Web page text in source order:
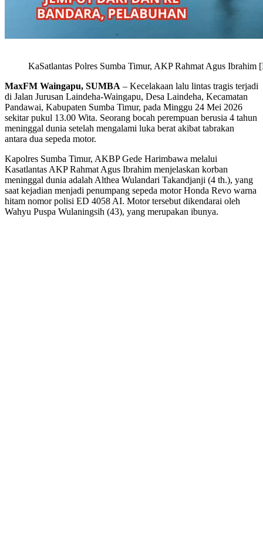
KaSatlantas Polres Sumba Timur, AKP Rahmat Agus
MaxFM Waingapu, SUMBA – Kecelakaan lalu lintas tragis terjadi
di Jalan Jurusan Laindeha-Waingapu, Desa Laindeha, Kecamatan
Pandawai, Kabupaten Sumba Timur, pada Minggu 24 Mei 2026
sekitar pukul 13.00 Wita. Seorang bocah perempuan berusia 4 tahun
meninggal dunia setelah mengalami luka berat akibat tabrakan
antara dua sepeda motor.
Kapolres Sumba Timur, AKBP Gede Harimbawa melalui
Kasatlantas AKP Rahmat Agus Ibrahim menjelaskan korban
meninggal dunia adalah Althea Wulandari Takandjanji (4 th.), yang
saat kejadian menjadi penumpang sepeda motor Honda Revo warna
hitam nomor polisi ED 4058 AI. Motor tersebut dikendarai oleh
Wahyu Puspa Wulaningsih (43), yang merupakan ibunya.